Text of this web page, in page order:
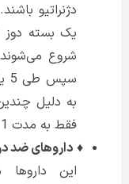
دژنراتیو
شروع می‌شوند
به دلیل
فقط به مدت 1 تا 2 هفته ابتدایی محدود می‌شود.
♦ داروهای ضد
این داروها